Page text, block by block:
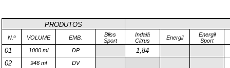
PRODUTOS
N.º VOLUME EMB.
Bliss
Sport
Indaiá
Citrus
Energil
Energil
Sport
01 1000 ml DP
1,84
02
946 ml DV